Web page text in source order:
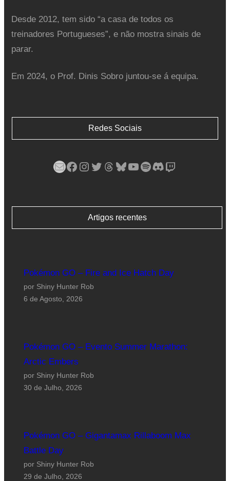
Desde 2012, tem sido “a casa de todos os
treinadores Portugueses”, e não mostra sinais de
parar.
Em 2024, o Prof. Dinis Sobro juntou-se á equipa.
Redes Sociais
Mail Facebook Instagram Twitter Threads Bluesky YouTube Spotify Discord Twitch
Artigos recentes
Pokémon GO – Fire and Ice Hatch Day
por Shiny Hunter Rob
6 de Agosto, 2026
Pokémon GO – Evento Summer Marathon:
Arctic Embers
por Shiny Hunter Rob
30 de Julho, 2026
Pokémon GO – Gigantamax Rillaboom Max
Battle Day
por Shiny Hunter Rob
29 de Julho, 2026